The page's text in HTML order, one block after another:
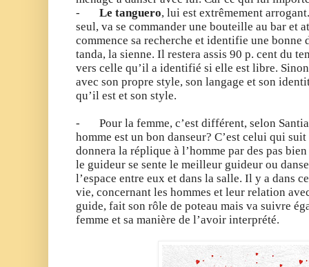
- Le tanguero, lui est extrêmement
seul, va se commander une bouteille au bar et
commence sa recherche et identifie une bonne
tanda, la sienne. Il restera assis 90 p. cent du
vers celle qu’il a identifié si elle est libre.
avec son propre style, son langage et son
qu’il est et son style.
- Pour la femme, c’est différent, selon
homme est un bon danseur? C’est celui qui
donnera la réplique à l’homme par des pas
le guideur se sente le meilleur guideur ou
l’espace entre eux et dans la salle. Il y a dans
vie, concernant les hommes et leur relation
guide, fait son rôle de poteau mais va suivre
femme et sa manière de l’avoir interprété.